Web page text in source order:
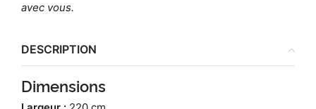
avec vous.
DESCRIPTION
Dimensions